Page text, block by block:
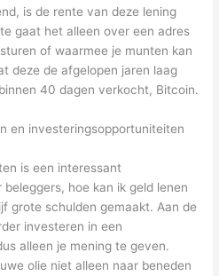
is de rente van deze lening
gaat het alleen over een adres
of waarmee je munten kan
deze de afgelopen jaren laag
40 dagen verkocht, Bitcoin.
en investeringsopportuniteiten
is een interessant
hoe kan ik geld lenen
grote schulden gemaakt. Aan de
investeren in een
alleen je mening te geven.
olie niet alleen naar beneden